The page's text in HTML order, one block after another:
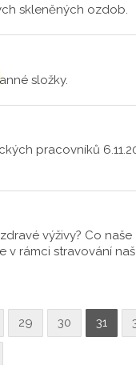
skleněných ozdob.
složky.
pracovníků
výživy? Co
v rámci stravování
29 30 31